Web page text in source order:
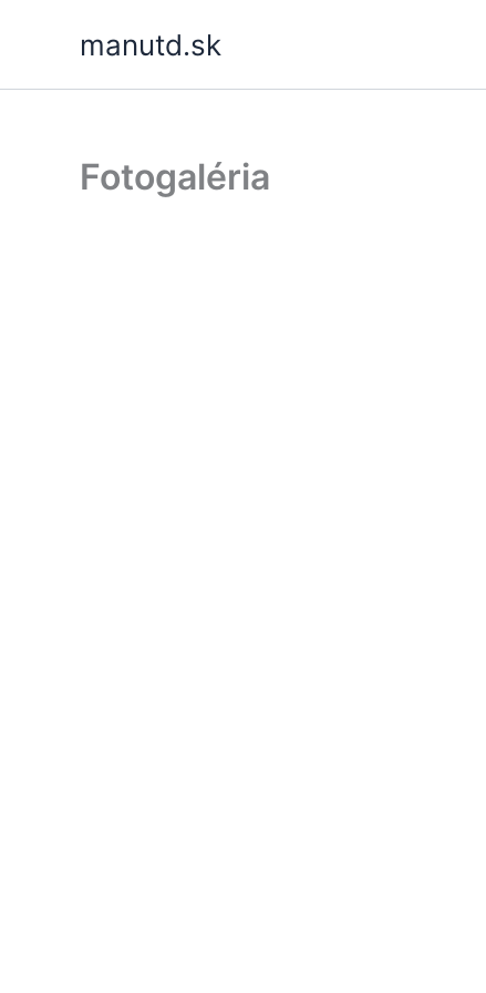
manutd.sk
Fotogaléria